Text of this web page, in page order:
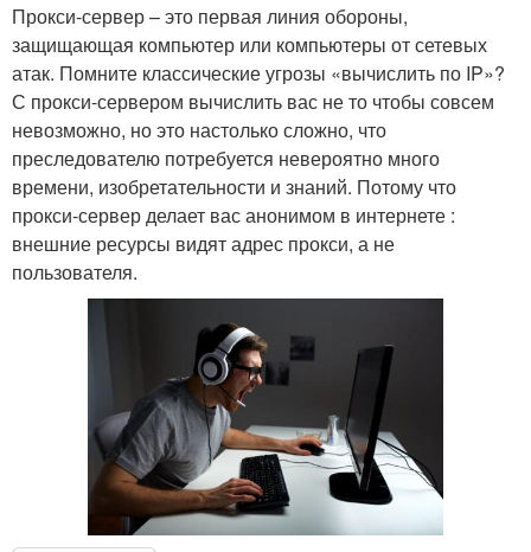
Прокси-сервер – это первая линия обороны,
защищающая компьютер или компьютеры от сетевых
атак. Помните классические угрозы «вычислить по IP»?
С прокси-сервером вычислить вас не то чтобы совсем
невозможно, но это настолько сложно, что
преследователю потребуется невероятно много
времени, изобретательности и знаний. Потому что
прокси-сервер делает вас анонимом в интернете :
внешние ресурсы видят адрес прокси, а не
пользователя.